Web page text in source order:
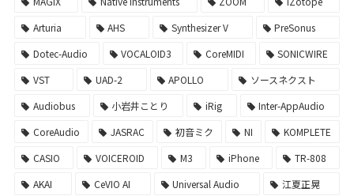
Arturia
AHS Synthesizer V
PreSonus
Dotec-Audio
VOCALOID3 CoreMIDI
SONICWIRE
VST
UAD-2 APOLLO
ソースネクスト
Audiobus
小岩井ことり iRig
Inter-AppAudio
CoreAudio
JASRAC 初音ミク NI
KOMPLETE
CASIO
VOICEROID M3 iPhone
TR-808
AKAI
CeVIO AI Universal Audio
江夏正晃